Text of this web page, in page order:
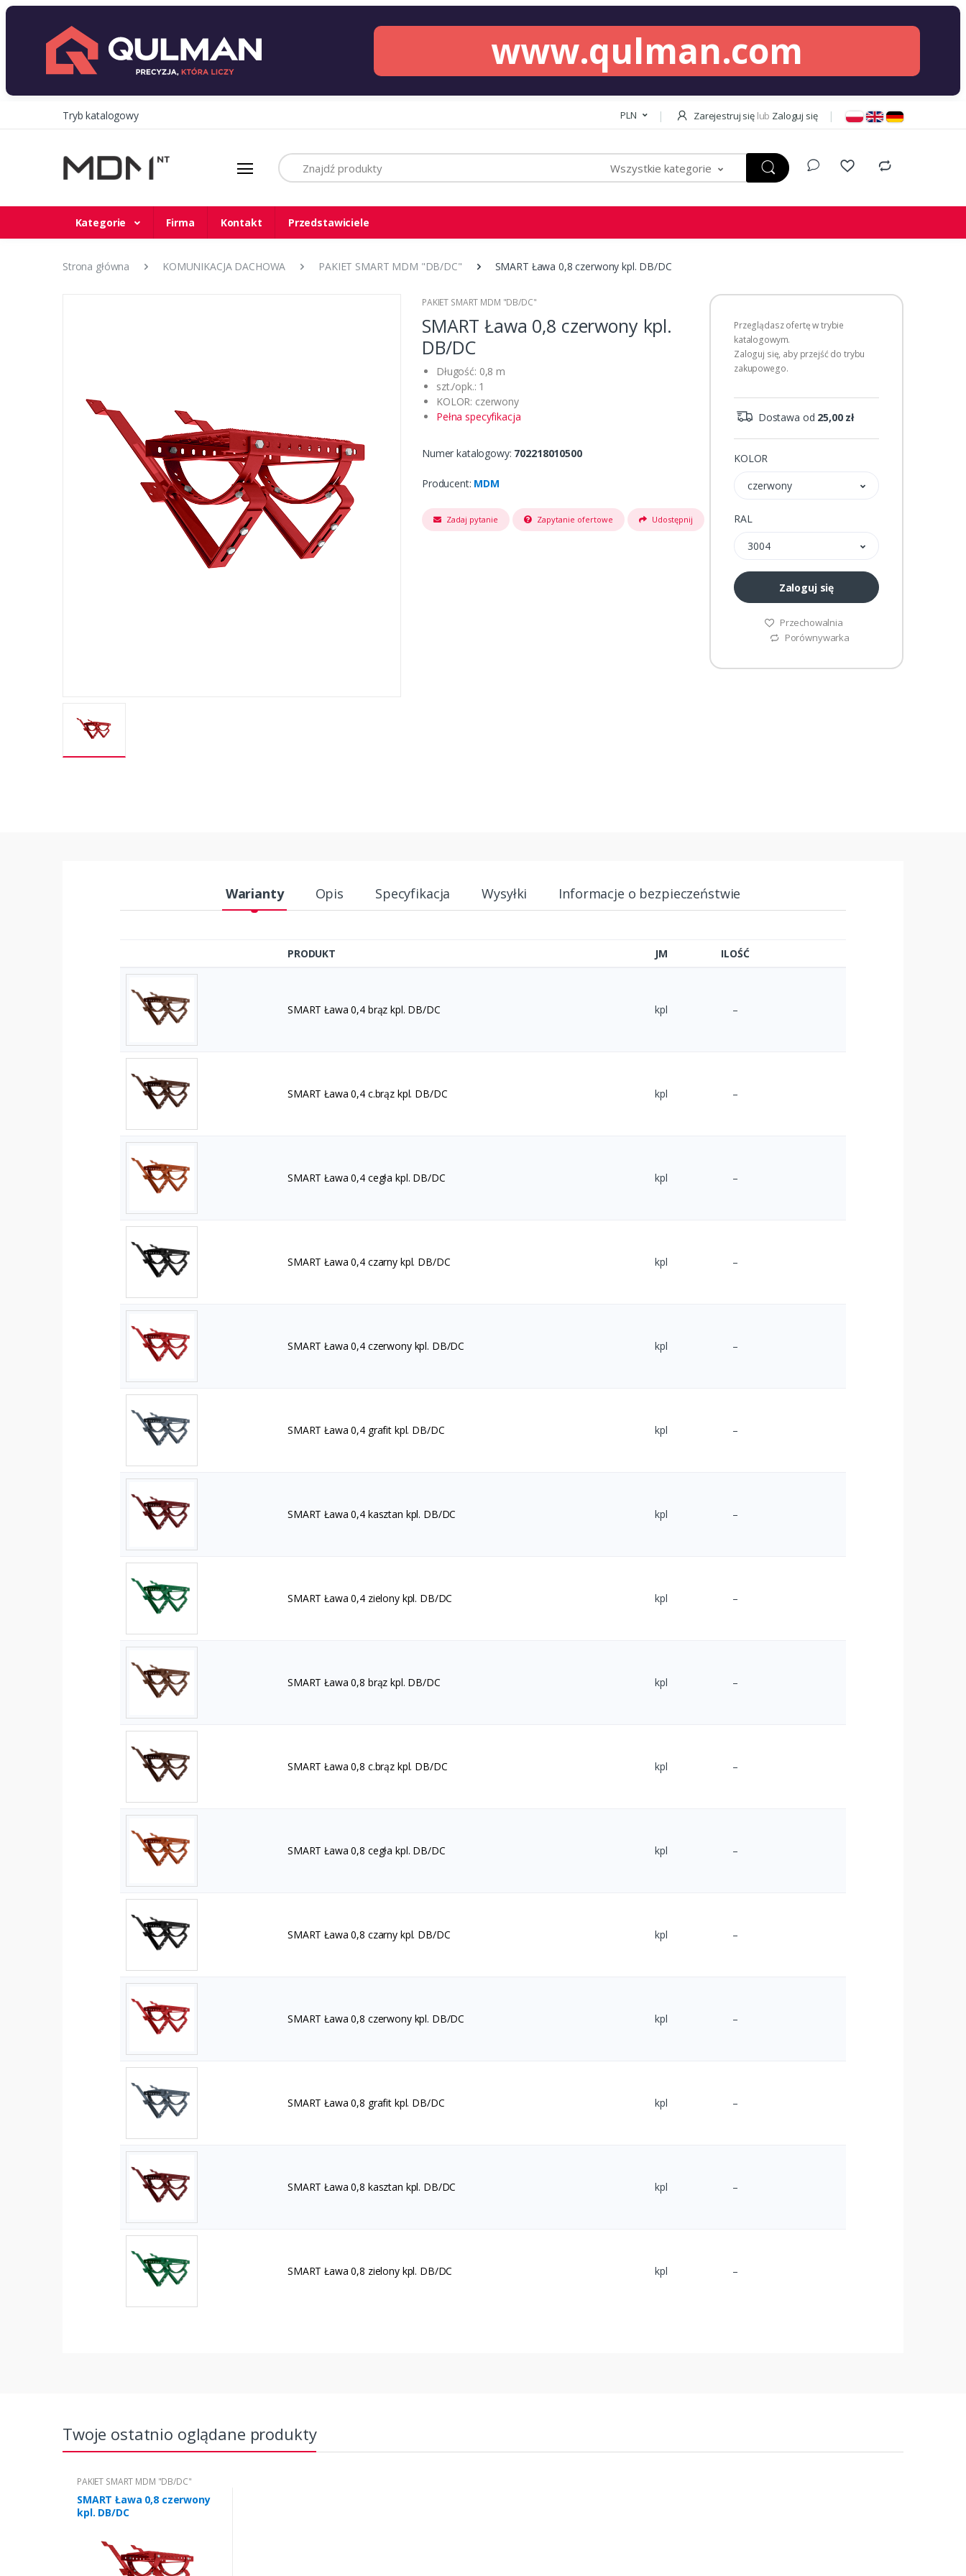
www.qulman.com
Tryb katalogowy PLN Zarejestruj się lub Zaloguj się
Szukaj
Wszystkie kategorie
Kategorie Firma Kontakt Przedstawiciele
Strona główna KOMUNIKACJA DACHOWA PAKIET SMART MDM "DB/DC" SMART Ława 0,8 czerwony kpl. DB/DC
PAKIET SMART MDM "DB/DC"
SMART Ława 0,8 czerwony kpl.
DB/DC
Długość: 0,8 m
szt./opk.: 1
KOLOR: czerwony
Pełna specyfikacja
Numer katalogowy: 702218010500
Producent: MDM
Zadaj pytanie Zapytanie ofertowe Udostępnij
Przeglądasz ofertę w trybie
katalogowym.
Zaloguj się, aby przejść do trybu
zakupowego.
Dostawa od 25,00 zł
KOLOR
czerwony
RAL
3004
Zaloguj się
Przechowalnia
Porównywarka
Warianty Opis Specyfikacja Wysyłki Informacje o bezpieczeństwie
PRODUKT JM ILOŚĆ
SMART Ława 0,4 brąz kpl. DB/DC kpl –
SMART Ława 0,4 c.brąz kpl. DB/DC kpl –
SMART Ława 0,4 cegła kpl. DB/DC kpl –
SMART Ława 0,4 czarny kpl. DB/DC kpl –
SMART Ława 0,4 czerwony kpl. DB/DC kpl –
SMART Ława 0,4 grafit kpl. DB/DC kpl –
SMART Ława 0,4 kasztan kpl. DB/DC kpl –
SMART Ława 0,4 zielony kpl. DB/DC kpl –
SMART Ława 0,8 brąz kpl. DB/DC kpl –
SMART Ława 0,8 c.brąz kpl. DB/DC kpl –
SMART Ława 0,8 cegła kpl. DB/DC kpl –
SMART Ława 0,8 czarny kpl. DB/DC kpl –
SMART Ława 0,8 czerwony kpl. DB/DC kpl –
SMART Ława 0,8 grafit kpl. DB/DC kpl –
SMART Ława 0,8 kasztan kpl. DB/DC kpl –
SMART Ława 0,8 zielony kpl. DB/DC kpl –
Twoje ostatnio oglądane produkty
PAKIET SMART MDM "DB/DC"
SMART Ława 0,8 czerwony
kpl. DB/DC